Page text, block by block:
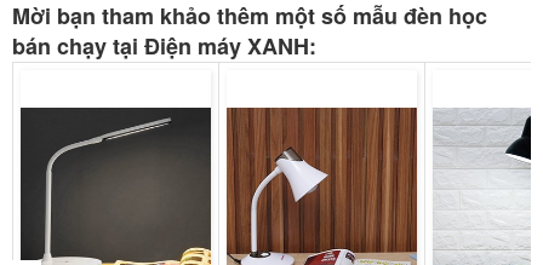
Mời bạn tham khảo thêm một số mẫu đèn học
bán chạy tại Điện máy XANH: